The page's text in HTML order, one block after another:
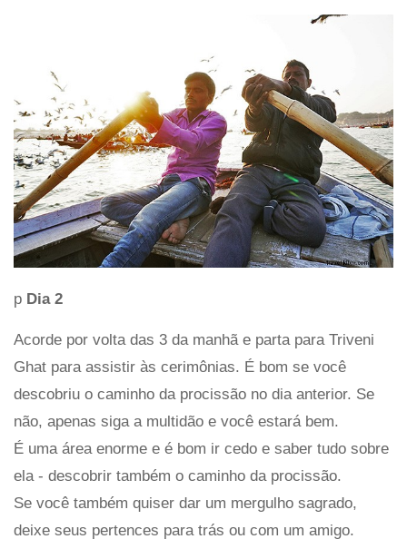
p Dia 2
Acorde por volta das 3 da manhã e parta para Triveni
Ghat para assistir às cerimônias. É bom se você
descobriu o caminho da procissão no dia anterior. Se
não, apenas siga a multidão e você estará bem.
É uma área enorme e é bom ir cedo e saber tudo sobre
ela - descobrir também o caminho da procissão.
Se você também quiser dar um mergulho sagrado,
deixe seus pertences para trás ou com um amigo.